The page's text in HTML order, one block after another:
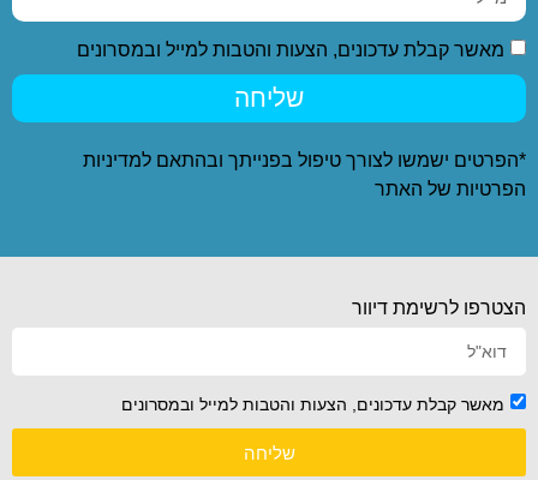
מאשר קבלת עדכונים, הצעות והטבות למייל ובמסרונים
שליחה
*הפרטים ישמשו לצורך טיפול בפנייתך ובהתאם למדיניות
הפרטיות של האתר
הצטרפו לרשימת דיוור
מאשר קבלת עדכונים, הצעות והטבות למייל ובמסרונים
שליחה